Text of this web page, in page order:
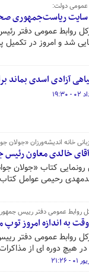
عمومی دولت:
ریاست‌جمهوری
روابط عمومی دفتر
شد و امروز در
آزادی اسدی بماند
خانه اندیشه‌ورزان «جولان
خالدی معاون
رونمایی کتاب «جولان
رحیمی عوامل کتاب
روابط عمومی دفتر رییس
به اندازه امروز
روابط عمومی دفتر
هیچ دوره ای از